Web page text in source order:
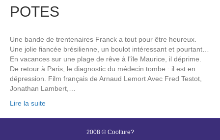
POTES
Une bande de trentenaires Franck a tout pour être heureux.
Une jolie fiancée brésilienne, un boulot intéressant et pourtant…
En vacances sur une plage de rêve à l’île Maurice, il déprime.
De retour à Paris, le diagnostic du médecin tombe : il est en
dépression. Film français de Arnaud Lemort Avec Fred Testot,
Jonathan Lambert,…
Lire la suite
2008 © Coolture?